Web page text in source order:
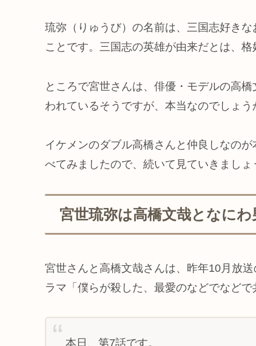
琉弥（りゅうび）の名前は、三国志好き
ことです。三国志の英雄が由来だとは、格
ところで宮世さんは、俳優・モデルの高
われているそうですが、本当なのでしょう
イケメンのダブル高橋さんと仲良しなの
べてみましたので、続いて見ていきましょ
宮世琉弥は高橋文哉となに
宮世さんと高橋文哉さんは、昨年10月放
ラマ「僕らが殺した、最愛のなどでなどで
本日、第7話です。